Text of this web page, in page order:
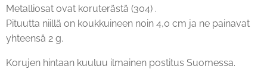
Metalliosat ovat koruterästä (304) .
Pituutta niillä on koukkuineen noin 4,0 cm ja ne painavat
yhteensä 2 g.
Korujen hintaan kuuluu ilmainen postitus Suomessa.